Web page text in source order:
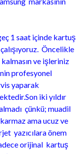
1 saat içinde kartuş
Öncelikle
ve işleriniz
profesyonel
yaparak
iki yıldır
çünkü; muadil
ama ucuz ve
yazıcılara önem
orijinal kartuş